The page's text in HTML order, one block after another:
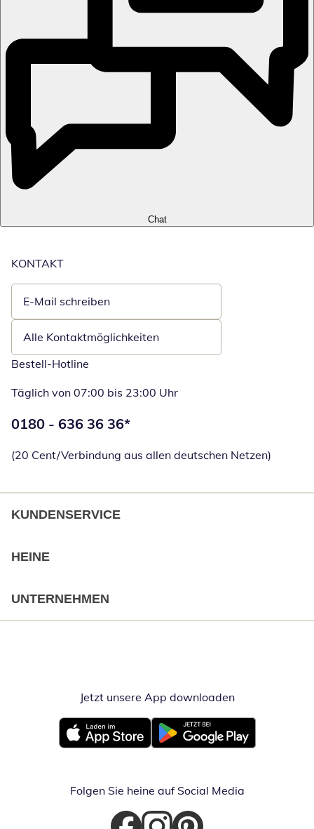
Chat
KONTAKT
E-Mail schreiben
Öffnet E-Mail-Client
Alle Kontaktmöglichkeiten
Bestell-Hotline
Täglich von 07:00 bis 23:00 Uhr
Telefonnummer:
0180 - 636 36 36*
(20 Cent/Verbindung aus allen deutschen Netzen)
KUNDENSERVICE
HEINE
UNTERNEHMEN
Jetzt unsere App downloadenÖffnet in
Öffnet in neuem FensterÖffnet in neuem Fenster
Folgen Sie heine auf Social Media